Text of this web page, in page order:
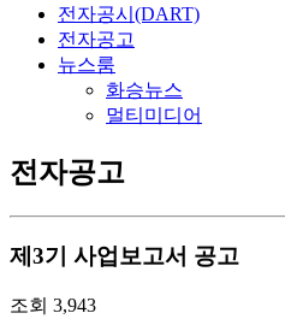
전자공시(DART)
전자공고
뉴스룸
화승뉴스
멀티미디어
전자공고
제3기 사업보고서 공고
조회 3,943